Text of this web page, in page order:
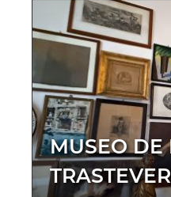
MUSEO DE